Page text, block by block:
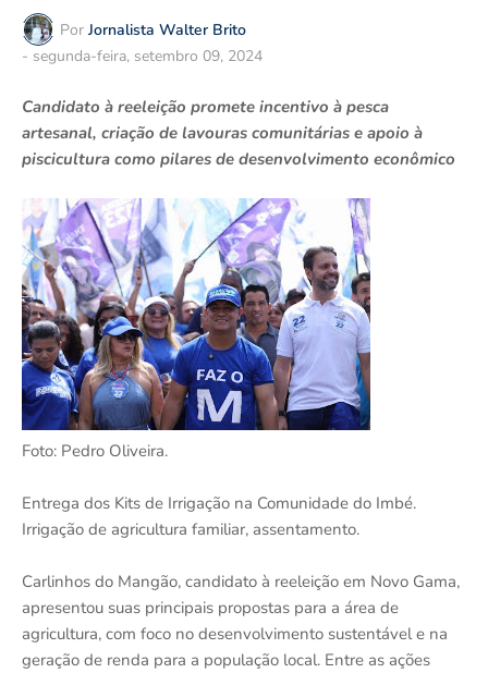
Por Jornalista Walter Brito
- segunda-feira, setembro 09, 2024
Candidato à reeleição promete incentivo à pesca
artesanal, criação de lavouras comunitárias e apoio à
piscicultura como pilares de desenvolvimento econômico
Foto: Pedro Oliveira.
Entrega dos Kits de Irrigação na Comunidade do Imbé.
Irrigação de agricultura familiar, assentamento.
Carlinhos do Mangão, candidato à reeleição em Novo Gama,
apresentou suas principais propostas para a área de
agricultura, com foco no desenvolvimento sustentável e na
geração de renda para a população local. Entre as ações